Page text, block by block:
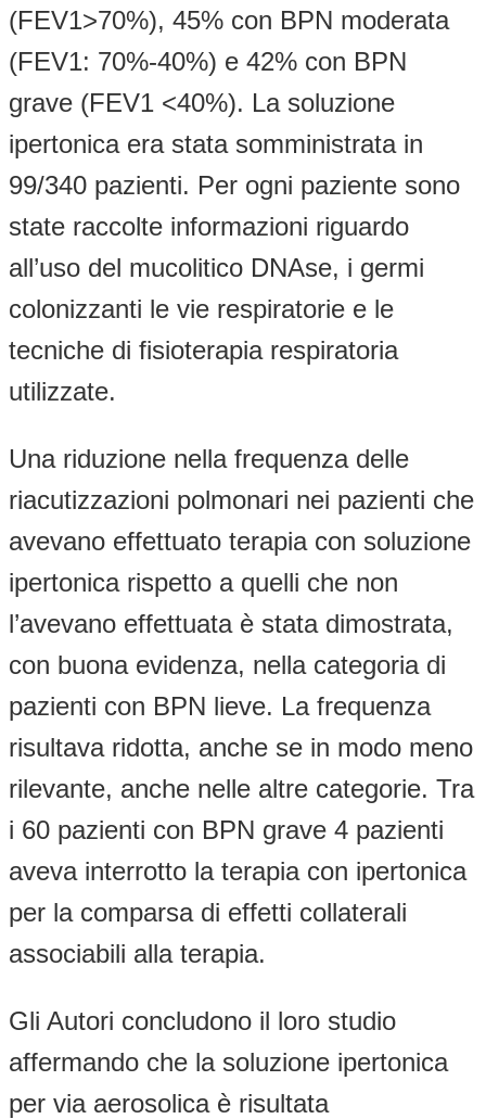
(FEV1>70%), 45% con BPN moderata
(FEV1: 70%-40%) e 42% con BPN
grave (FEV1 <40%). La soluzione
ipertonica era stata somministrata in
99/340 pazienti. Per ogni paziente sono
state raccolte informazioni riguardo
all’uso del mucolitico DNAse, i germi
colonizzanti le vie respiratorie e le
tecniche di fisioterapia respiratoria
utilizzate.
Una riduzione nella frequenza delle
riacutizzazioni polmonari nei pazienti che
avevano effettuato terapia con soluzione
ipertonica rispetto a quelli che non
l’avevano effettuata è stata dimostrata,
con buona evidenza, nella categoria di
pazienti con BPN lieve. La frequenza
risultava ridotta, anche se in modo meno
rilevante, anche nelle altre categorie. Tra
i 60 pazienti con BPN grave 4 pazienti
aveva interrotto la terapia con ipertonica
per la comparsa di effetti collaterali
associabili alla terapia.
Gli Autori concludono il loro studio
affermando che la soluzione ipertonica
per via aerosolica è risultata